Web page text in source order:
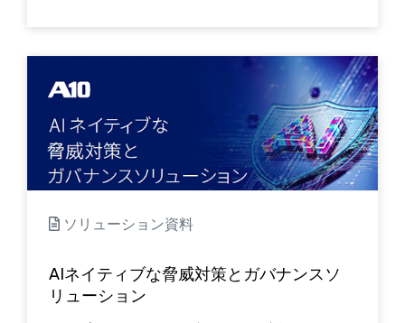
ソリューション資料
AIネイティブな脅威対策とガバナンスソ
リューション